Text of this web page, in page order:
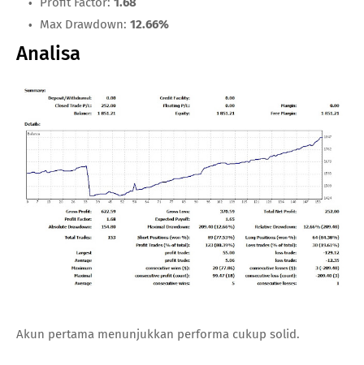
Max Drawdown: 12.66%
Analisa
Akun pertama menunjukkan performa cukup solid.